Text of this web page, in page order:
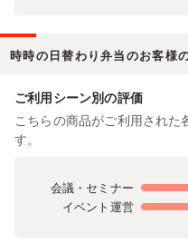
時時の日替わり弁当のお客様
ご利用シーン別の評価
こちらの商品がご利用され
す。
会議・セミナー
イベント運営